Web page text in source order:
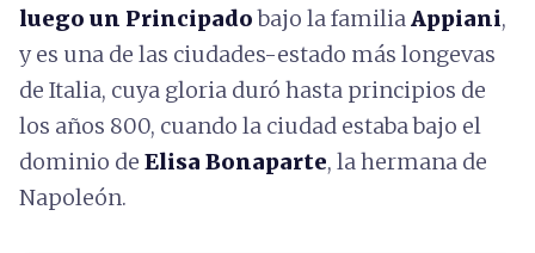
luego un Principadobajo la familiaAppiani,
y es una de las ciudades-estado más longevas
de Italia, cuya gloria duró hasta principios de
los años 800, cuando la ciudad estaba bajo el
dominio de Elisa Bonaparte, la hermana de
Napoleón.